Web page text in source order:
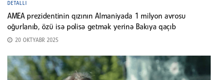
DETALLI
AMEA prezidentinin qızının Almaniyada 1 milyon avrosu
oğurlanıb, özü isə polisə getmək yerinə Bakıya qaçıb
20 OKTYABR 2025